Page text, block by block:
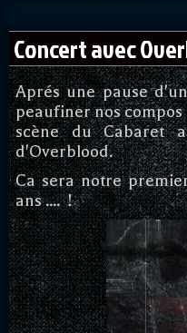
Concert avec
Aprés une pause
peaufiner nos
scène du Cabaret
d'Overblood.
Ca sera notre
ans .... !